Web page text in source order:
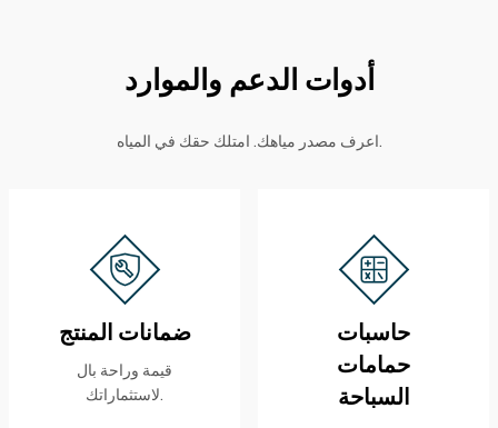
أدوات الدعم والموارد
اعرف مصدر مياهك. امتلك حقك في المياه.
ضمانات المنتج
قيمة وراحة بال
لاستثماراتك.
حاسبات
حمامات
السباحة